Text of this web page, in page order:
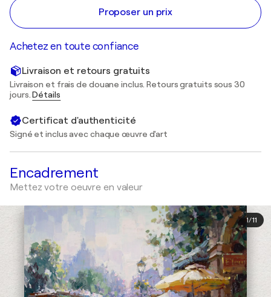
Proposer un prix
Achetez en toute confiance
Livraison et retours gratuits
Livraison et frais de douane inclus. Retours gratuits sous 30
jours.Détails
Certificat d'authenticité
Signé et inclus avec chaque œuvre d'art
Encadrement
Mettez votre oeuvre en valeur
1/11